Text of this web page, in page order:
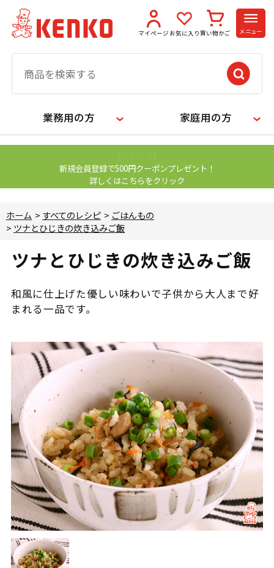
マイページ お気に入り 買い物かご メニュー
業務用の方 家庭用の方
新規会員登録で500円クーポンプレゼント！
詳しくはこちらをクリック
ホーム > すべてのレシピ > ごはんもの
> ツナとひじきの炊き込みご飯
ツナとひじきの炊き込みご飯
和風に仕上げた優しい味わいで子供から大人まで好
まれる一品です。